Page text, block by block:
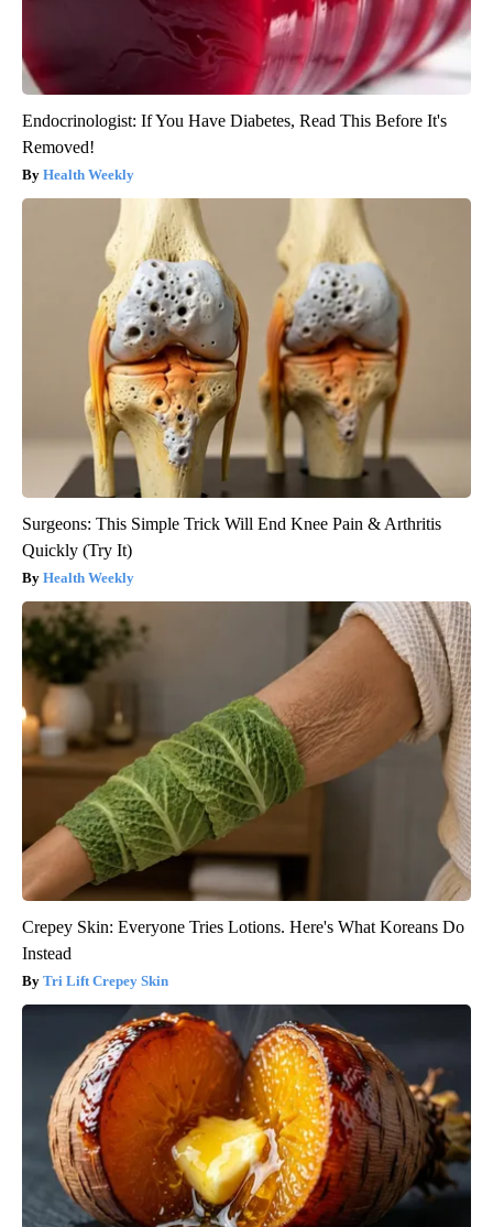
Endocrinologist: If You Have Diabetes, Read This Before It's
Removed!
Health Weekly
Surgeons: This Simple Trick Will End Knee Pain & Arthritis
Quickly (Try It)
Health Weekly
Crepey Skin: Everyone Tries Lotions. Here's What Koreans Do
Instead
Tri Lift Crepey Skin